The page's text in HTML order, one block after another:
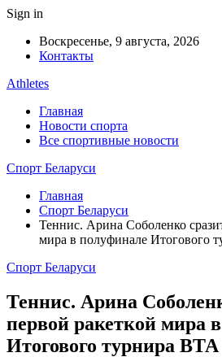
Sign in
Воскресенье, 9 августа, 2026
Контакты
Athletes
Главная
Новости спорта
Все спортивные новости
Спорт Беларуси
Главная
Спорт Беларуси
Теннис. Арина Соболенко
мира в полуфинале Итогового
Спорт Беларуси
Теннис. Арина
первой ракеткой мира
Итогового турнира ВТА